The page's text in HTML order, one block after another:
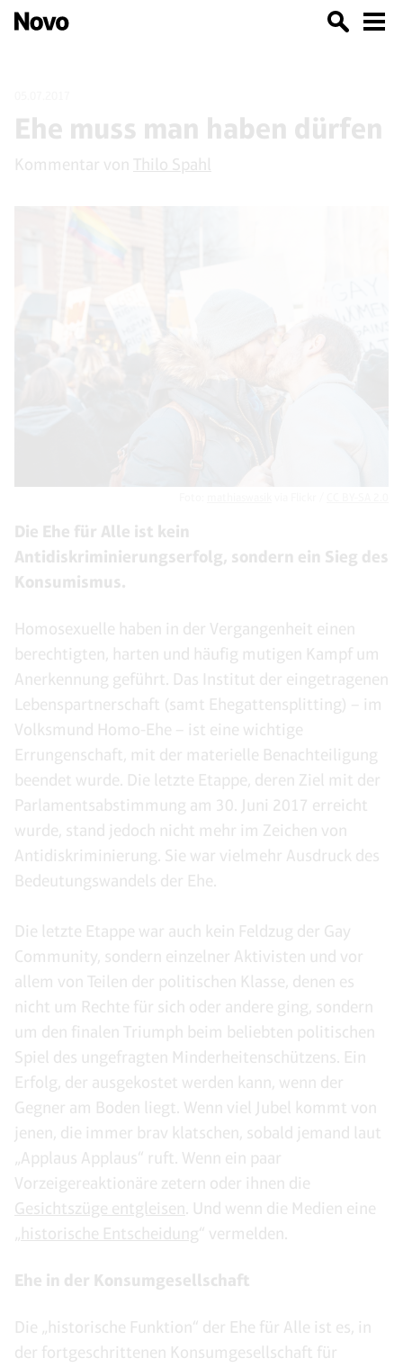
Ehe muss man haben dürfen
Kommentar von Thilo Spahl
Die Ehe für Alle ist kein
Antidiskriminierungserfolg, sondern ein Sieg des
Konsumismus.
Homosexuelle haben in der Vergangenheit einen
berechtigten, harten und häufig mutigen Kampf um
Anerkennung geführt. Das Institut der eingetragenen
Lebenspartnerschaft (samt Ehegattensplitting) – im
Volksmund Homo-Ehe – ist eine wichtige
Errungenschaft, mit der materielle Benachteiligung
beendet wurde. Die letzte Etappe, deren Ziel mit der
Parlamentsabstimmung am 30. Juni 2017 erreicht
wurde, stand jedoch nicht mehr im Zeichen von
Antidiskriminierung. Sie war vielmehr Ausdruck des
Bedeutungswandels der Ehe.
Die letzte Etappe war auch kein Feldzug der Gay
Community, sondern einzelner Aktivisten und vor
allem von Teilen der politischen Klasse, denen es
nicht um Rechte für sich oder andere ging, sondern
um den finalen Triumph beim beliebten politischen
Spiel des ungefragten Minderheitenschützens. Ein
Erfolg, der ausgekostet werden kann, wenn der
Gegner am Boden liegt. Wenn viel Jubel kommt von
jenen, die immer brav klatschen, sobald jemand laut
„Applaus Applaus“ ruft. Wenn ein paar
Vorzeigereaktionäre zetern oder ihnen die
Gesichtszüge entgleisen . Und wenn die Medien eine
„ historische Entscheidung“ vermelden.
Ehe in der Konsumgesellschaft
Die „historische Funktion“ der Ehe für Alle ist es, in
der fortgeschrittenen Konsumgesellschaft für